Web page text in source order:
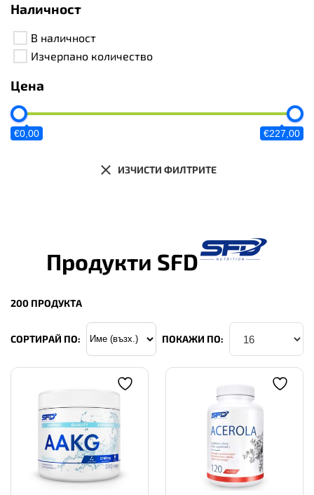
Наличност
В наличност
Изчерпано количество
Цена
€0,00 €227,00
ИЗЧИСТИ ФИЛТРИТЕ
Продукти SFD
200 ПРОДУКТА
СОРТИРАЙ ПО: ПОКАЖИ ПО: